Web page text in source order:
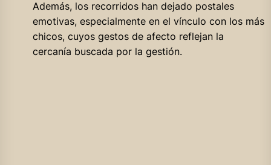
Además, los recorridos han dejado postales
emotivas, especialmente en el vínculo con los más
chicos, cuyos gestos de afecto reflejan la
cercanía buscada por la gestión.